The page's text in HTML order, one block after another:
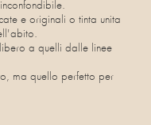
e originali o tinta unita
a quelli dalle linee
ma quello perfetto per